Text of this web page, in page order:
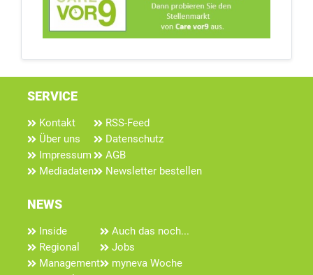
SERVICE
Kontakt
Über uns
Impressum
Mediadaten
RSS-Feed
Datenschutz
AGB
Newsletter bestellen
NEWS
Inside
Regional
Management
Auch das noch...
Jobs
myneva Woche